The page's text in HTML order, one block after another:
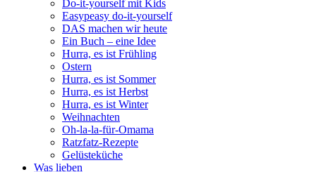
Do-it-yourself mit Kids
Easypeasy do-it-yourself
DAS machen wir heute
Ein Buch – eine Idee
Hurra, es ist Frühling
Ostern
Hurra, es ist Sommer
Hurra, es ist Herbst
Hurra, es ist Winter
Weihnachten
Oh-la-la-für-Omama
Ratzfatz-Rezepte
Gelüsteküche
Was lieben